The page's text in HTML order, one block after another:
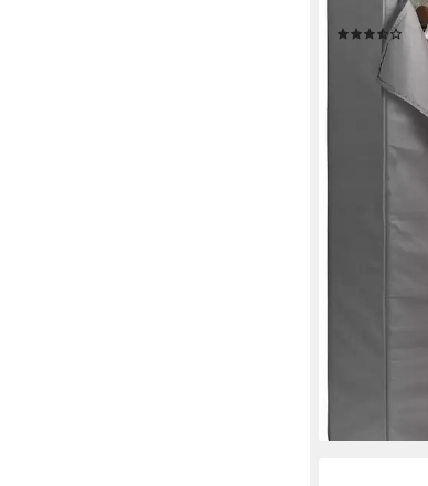
ab 35,84 €
lieferbar - in